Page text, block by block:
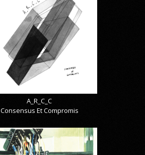
A_R_C_C
Consensus Et Compromis